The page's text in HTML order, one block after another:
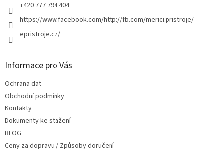
+420 777 794 404
https://www.facebook.com/http://fb.com/merici.pristroje/
epristroje.cz/
Informace pro Vás
Ochrana dat
Obchodní podmínky
Kontakty
Dokumenty ke stažení
BLOG
Ceny za dopravu / Způsoby doručení